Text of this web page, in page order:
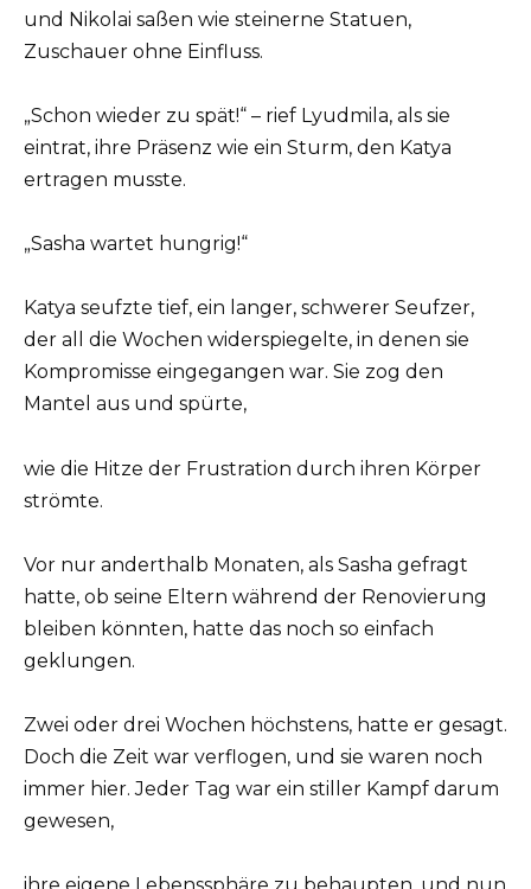
und Nikolai saßen wie steinerne Statuen,
Zuschauer ohne Einfluss.
„Schon wieder zu spät!“ – rief Lyudmila, als sie
eintrat, ihre Präsenz wie ein Sturm, den Katya
ertragen musste.
„Sasha wartet hungrig!“
Katya seufzte tief, ein langer, schwerer Seufzer,
der all die Wochen widerspiegelte, in denen sie
Kompromisse eingegangen war. Sie zog den
Mantel aus und spürte,
wie die Hitze der Frustration durch ihren Körper
strömte.
Vor nur anderthalb Monaten, als Sasha gefragt
hatte, ob seine Eltern während der Renovierung
bleiben könnten, hatte das noch so einfach
geklungen.
Zwei oder drei Wochen höchstens, hatte er gesagt.
Doch die Zeit war verflogen, und sie waren noch
immer hier. Jeder Tag war ein stiller Kampf darum
gewesen,